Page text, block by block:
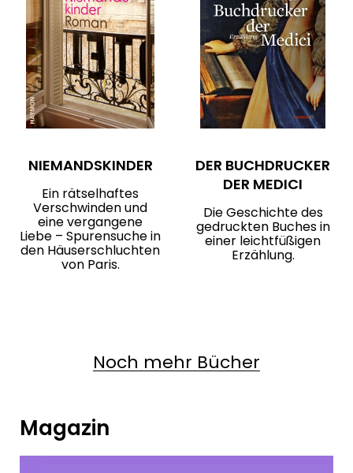
NIEMANDSKINDER
Ein rätselhaftes
Verschwinden und
eine vergangene
Liebe – Spurensuche in
den Häuserschluchten
von Paris.
DER BUCHDRUCKER
DER MEDICI
Die Geschichte des
gedruckten Buches in
einer leichtfüßigen
Erzählung.
Noch mehr Bücher
Magazin